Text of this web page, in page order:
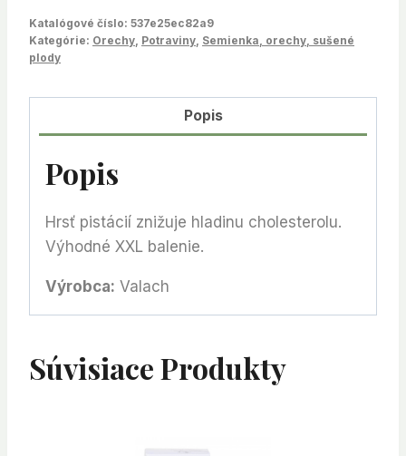
Katalógové číslo: 537e25ec82a9
Kategórie: Orechy Potraviny Semienka, orechy, sušené
plody
Popis
Popis
Hrsť pistácií znižuje hladinu cholesterolu.
Výhodné XXL balenie.
Výrobca: Valach
Súvisiace Produkty